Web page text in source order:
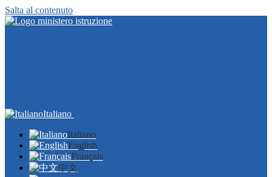
Salta al contenuto
Italiano
Italiano
English
Français
中文